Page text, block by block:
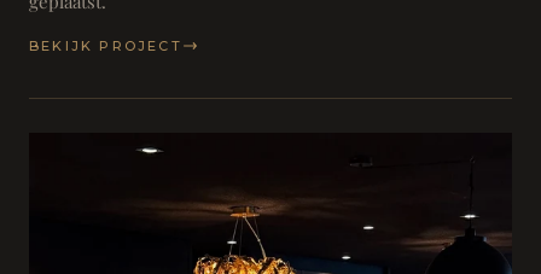
BEKIJK PROJECT